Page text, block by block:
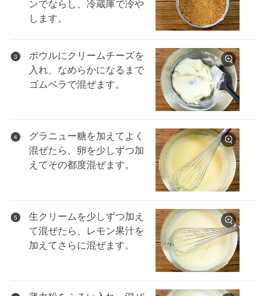
ンでならし、冷蔵庫で冷や
します。
3
ボウルにクリームチーズを
入れ、なめらかになるまで
ゴムベラで混ぜます。
4
グラニュー糖を加えてよく
混ぜたら、卵を少しずつ加
えてその都度混ぜます。
5
生クリームを少しずつ加え
て混ぜたら、レモン果汁を
加えてさらに混ぜます。